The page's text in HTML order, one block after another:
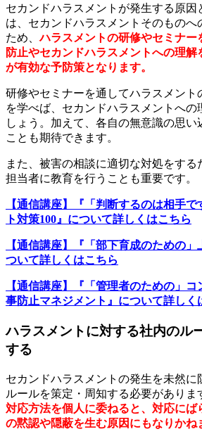
セカンドハラスメントが発生する原因
は、セカンドハラスメントそのものへ
ため、ハラスメントの研修やセミナー
防止やセカンドハラスメントへの理解
が有効な予防策となります。
研修やセミナーを通してハラスメント
を学べば、セカンドハラスメントへ
しょう。加えて、各自の無意識の思い
ことも期待できます。
また、被害の相談に適切な対処をす
担当者に教育を行うことも重要です。
【通信講座】『「判断するのは相手
ト対策100』について詳しくはこちら
【通信講座】『「部下育成のための」
ついて詳しくはこちら
【通信講座】『「管理者のための」
事防止マネジメント』について詳しく
ハラスメントに対する社内のル
する
セカンドハラスメントの発生を未然に
ルールを策定・周知する必要がありま
対応方法を個人に委ねると、対応にば
の黙認や隠蔽を生む原因にもなりかね